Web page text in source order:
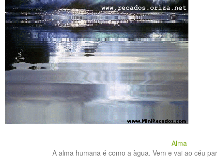
Alma
A alma humana é como a àgua. Vem e vai ao céu